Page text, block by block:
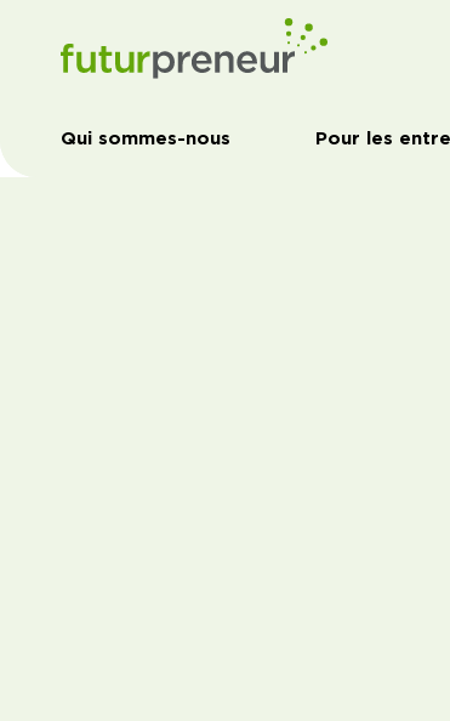
Qui sommes-nous Pour les